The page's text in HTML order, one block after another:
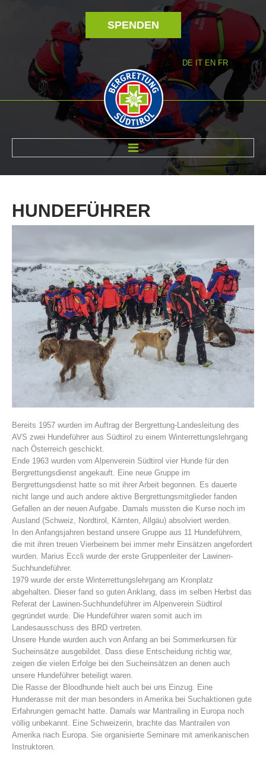
SPENDEN
DE IT EN FR
Bergrettungsstellen
HUNDEFÜHRER
Bereits 1957 wurden im Auftrag der Bergrettung-Landesleitung des
AVS zwei Hundeführer aus Südtirol zu einem Winterrettungslehrgang
nach Österreich geschickt.
Ende 1963 wurden vom Alpenverein Südtirol vier Hunde für den
Bergrettungsdienst angekauft. Eine neue Gruppe im
Bergrettungsdienst hatte so mit ihrer Arbeit begonnen. Es dauerte
nicht lange und auch andere aktive Bergrettungsmitglieder fanden
Gefallen an der neuen Aufgabe. Damals mussten die Kurse noch im
Ausland (Schweiz, Nordtirol, Kärnten, Allgäu) absolviert werden.
In den Anfangsjahren bestand unsere Gruppe aus 11 Hundeführern,
die mit ihren treuen Vierbeinern bei immer mehr Einsätzen angefordert
wurden. Marius Eccli wurde der erste Gruppenleiter der Lawinen-
Suchhundeführer.
1979 wurde der erste Winterrettungslehrgang am Kronplatz
abgehalten. Dieser fand so guten Anklang, dass im selben Herbst das
Referat der Lawinen-Suchhundeführer im Alpenverein Südtirol
gegründet wurde. Die Hundeführer waren somit auch im
Landesausschuss des BRD vertreten.
Unsere Hunde wurden auch von Anfang an bei Sommerkursen für
Sucheinsätze ausgebildet. Dass diese Entscheidung richtig war,
zeigen die vielen Erfolge bei den Sucheinsätzen an denen auch
unsere Hundeführer beteiligt waren.
Die Rasse der Bloodhunde hielt auch bei uns Einzug. Eine
Hunderasse mit der man besonders in Amerika bei Suchaktionen gute
Erfahrungen gemacht hatte. Damals war Mantrailing in Europa noch
völlig unbekannt. Eine Schweizerin, brachte das Mantrailen von
Amerika nach Europa. Sie organisierte Seminare mit amerikanischen
Instruktoren.